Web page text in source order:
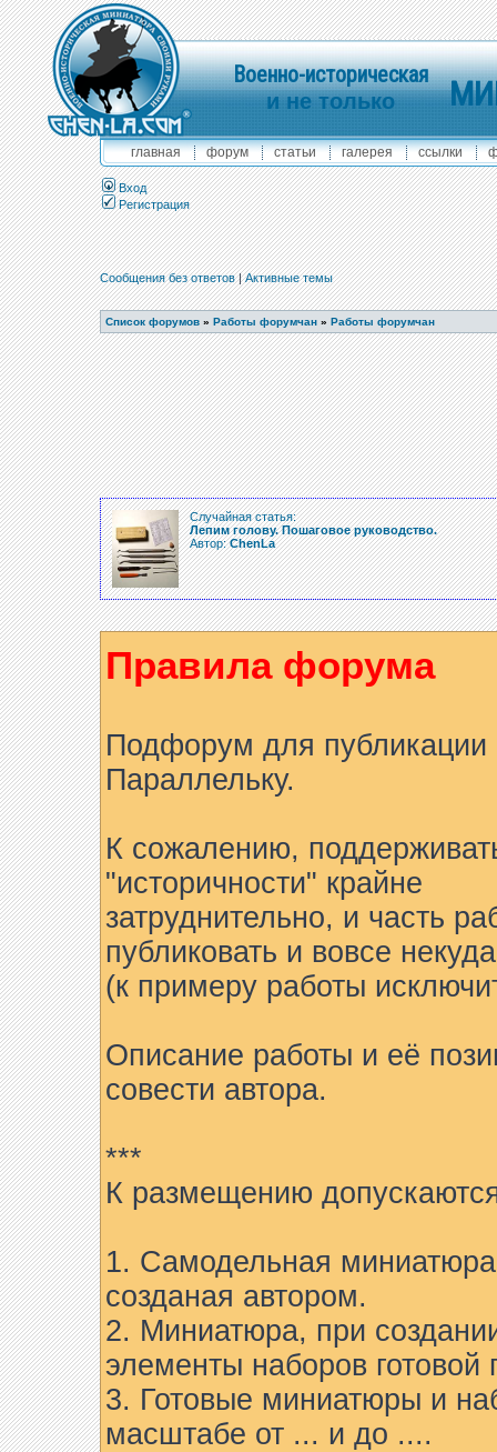
Военно-историческая
и не только
главная форум статьи галерея ссылки
Вход
Регистрация
Сообщения без ответов|Активные темы
Список форумов » Работы форумчан » Работы форумчан
Случайная статья:
Лепим голову. Пошаговое руководство.
Автор:ChenLa
Правила форума
Подфорум для
Параллельку.
К сожалению,
"историчности" крайне
затруднительно, и часть
публиковать и вовсе
(к примеру работы
Описание работы и её
совести автора.
***
К размещению
1. Самодельная
созданая автором.
2. Миниатюра, при
элементы наборов готовой
3. Готовые миниатюры и
масштабе от ... и до ....